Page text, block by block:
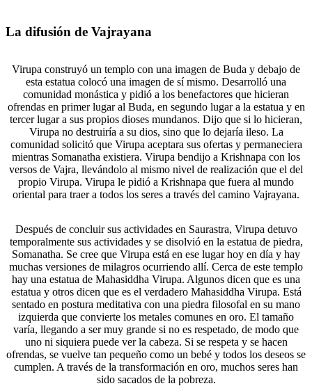
La difusión de Vajrayana
Virupa construyó un templo con una imagen de Buda y debajo de
esta estatua colocó una imagen de sí mismo. Desarrolló una
comunidad monástica y pidió a los benefactores que hicieran
ofrendas en primer lugar al Buda, en segundo lugar a la estatua y en
tercer lugar a sus propios dioses mundanos. Dijo que si lo hicieran,
Virupa no destruiría a su dios, sino que lo dejaría ileso. La
comunidad solicitó que Virupa aceptara sus ofertas y permaneciera
mientras Somanatha existiera. Virupa bendijo a Krishnapa con los
versos de Vajra, llevándolo al mismo nivel de realización que el del
propio Virupa. Virupa le pidió a Krishnapa que fuera al mundo
oriental para traer a todos los seres a través del camino Vajrayana.
Después de concluir sus actividades en Saurastra, Virupa detuvo
temporalmente sus actividades y se disolvió en la estatua de piedra,
Somanatha. Se cree que Virupa está en ese lugar hoy en día y hay
muchas versiones de milagros ocurriendo allí. Cerca de este templo
hay una estatua de Mahasiddha Virupa. Algunos dicen que es una
estatua y otros dicen que es el verdadero Mahasiddha Virupa. Está
sentado en postura meditativa con una piedra filosofal en su mano
izquierda que convierte los metales comunes en oro. El tamaño
varía, llegando a ser muy grande si no es respetado, de modo que
uno ni siquiera puede ver la cabeza. Si se respeta y se hacen
ofrendas, se vuelve tan pequeño como un bebé y todos los deseos se
cumplen. A través de la transformación en oro, muchos seres han
sido sacados de la pobreza.